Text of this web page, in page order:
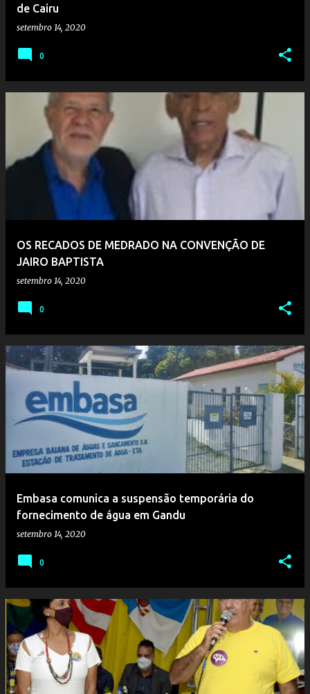
de Cairu
setembro 14, 2020
0
OS RECADOS DE MEDRADO NA CONVENÇÃO DE
JAIRO BAPTISTA
setembro 14, 2020
0
Embasa comunica a suspensão temporária do
fornecimento de água em Gandu
setembro 14, 2020
0